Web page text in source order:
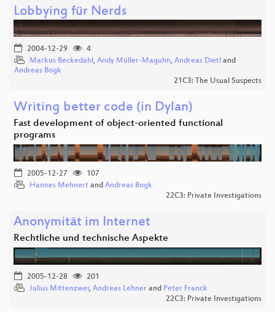
Lobbying für Nerds
2004-12-29
4
Markus Beckedahl, Andy Müller-Maguhn, Andreas Dietl and
Andreas Bogk
21C3: The Usual Suspects
Writing better code (in Dylan)
Fast development of object-oriented functional
programs
2005-12-27
107
Hannes Mehnert and Andreas Bogk
22C3: Private Investigations
Anonymität im Internet
Rechtliche und technische Aspekte
2005-12-28
201
Julius Mittenzwei, Andreas Lehner and Peter Franck
22C3: Private Investigations